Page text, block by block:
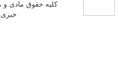
کلیه حقوق مادی و